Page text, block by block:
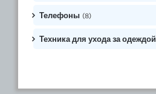
Телефоны (8)
Техника для ухода за одеждой